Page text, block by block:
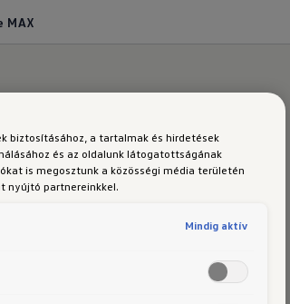
MAX
biztosításához, a tartalmak és hirdetések
és az oldalunk látogatottságának
is megosztunk a közösségi média területén
nyújtó partnereinkkel.
Mindig aktív